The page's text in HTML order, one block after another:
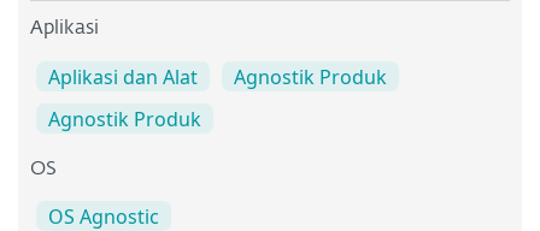
Aplikasi
Aplikasi dan Alat
Agnostik Produk
Agnostik Produk
OS
OS Agnostic